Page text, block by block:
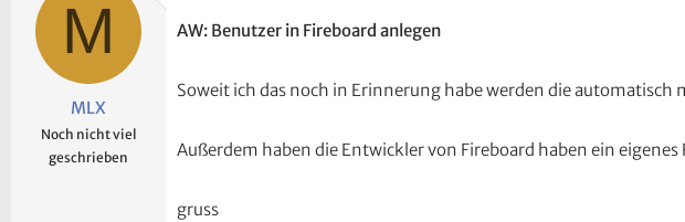
M
MLX
Noch nicht viel
geschrieben
AW: Benutzer in Fireboard anlegen
Soweit ich das noch in Erinnerung habe werden die automatisch
Außerdem haben die Entwickler von Fireboard haben ein
gruss